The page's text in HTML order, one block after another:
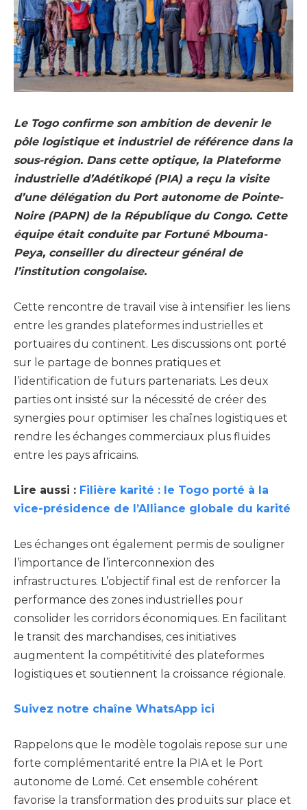
Le Togo confirme son ambition de devenir le
pôle logistique et industriel de référence dans la
sous-région. Dans cette optique, la Plateforme
industrielle d’Adétikopé (PIA) a reçu la visite
d’une délégation du Port autonome de Pointe-
Noire (PAPN) de la République du Congo. Cette
équipe était conduite par Fortuné Mbouma-
Peya, conseiller du directeur général de
l’institution congolaise.
Cette rencontre de travail vise à intensifier les liens
entre les grandes plateformes industrielles et
portuaires du continent. Les discussions ont porté
sur le partage de bonnes pratiques et
l’identification de futurs partenariats. Les deux
parties ont insisté sur la nécessité de créer des
synergies pour optimiser les chaînes logistiques et
rendre les échanges commerciaux plus fluides
entre les pays africains.
Lire aussi : Filière karité : le Togo porté à la
vice-présidence de l’Alliance globale du karité
Les échanges ont également permis de souligner
l’importance de l’interconnexion des
infrastructures. L’objectif final est de renforcer la
performance des zones industrielles pour
consolider les corridors économiques. En facilitant
le transit des marchandises, ces initiatives
augmentent la compétitivité des plateformes
logistiques et soutiennent la croissance régionale.
Suivez notre chaîne WhatsApp ici
Rappelons que le modèle togolais repose sur une
forte complémentarité entre la PIA et le Port
autonome de Lomé. Cet ensemble cohérent
favorise la transformation des produits sur place et